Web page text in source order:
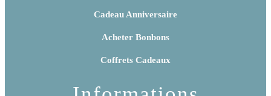
Cadeau Anniversaire
Acheter Bonbons
Coffrets Cadeaux